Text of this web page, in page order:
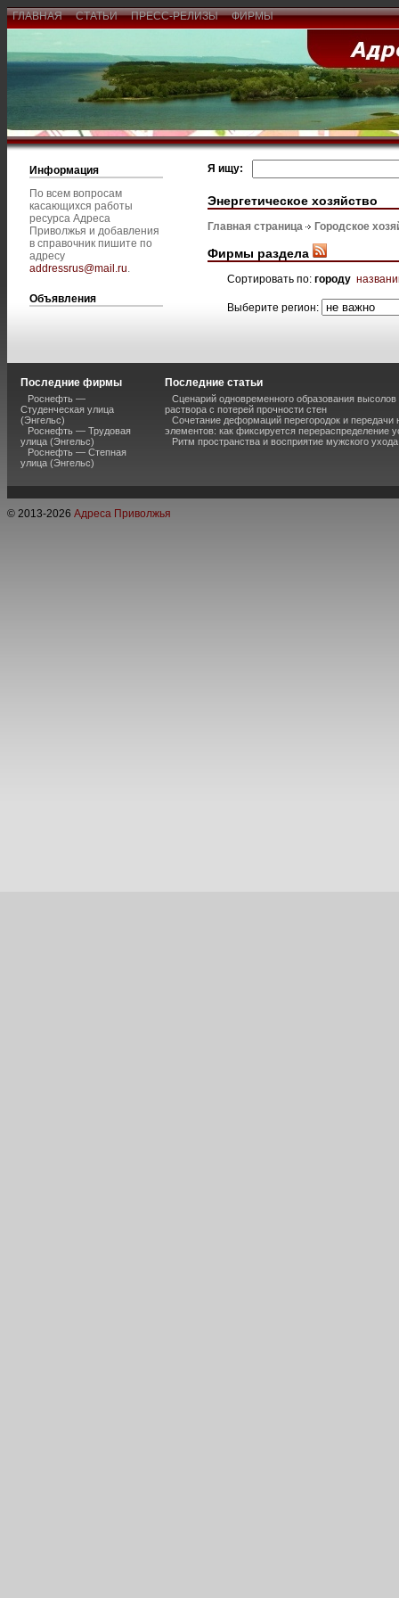
ГЛАВНАЯ СТАТЬИ ПРЕСС-РЕЛИЗЫ ФИРМЫ
Информация
По всем вопросам
касающихся работы
ресурса Адреса
Приволжья и добавления
в справочник пишите по
адресу
addressrus@mail.ru.
Объявления
Я ищу:
Энергетическое хозяйство
Главная страница Городское
Фирмы раздела
Сортировать по: городу
Выберите регион:
Последние фирмы
Роснефть —
Студенческая улица
(Энгельс)
Роснефть — Трудовая
улица (Энгельс)
Роснефть — Степная
улица (Энгельс)
Последние статьи
Сценарий одновременного образования высолов
раствора с потерей прочности стен
Сочетание деформаций перегородок и передачи
элементов: как фиксируется перераспределение
Ритм пространства и восприятие мужского ухода
© 2013-2026 Адреса Приволжья